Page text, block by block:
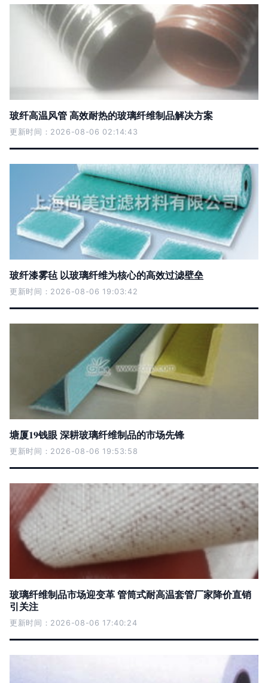
玻纤高温风管 高效耐热的玻璃纤维制品解决方案
更新时间：2026-08-06 02:14:43
玻纤漆雾毡 以玻璃纤维为核心的高效过滤壁垒
更新时间：2026-08-06 19:03:42
塘厦19钱眼 深耕玻璃纤维制品的市场先锋
更新时间：2026-08-06 19:53:58
玻璃纤维制品市场迎变革 管筒式耐高温套管厂家降价直销
引关注
更新时间：2026-08-06 17:40:24